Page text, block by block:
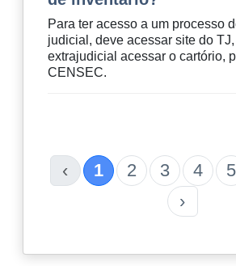
Para ter acesso a um processo
judicial, deve acessar site do
extrajudicial acessar o cartório,
CENSEC.
‹ 1 2 3 4 5
›